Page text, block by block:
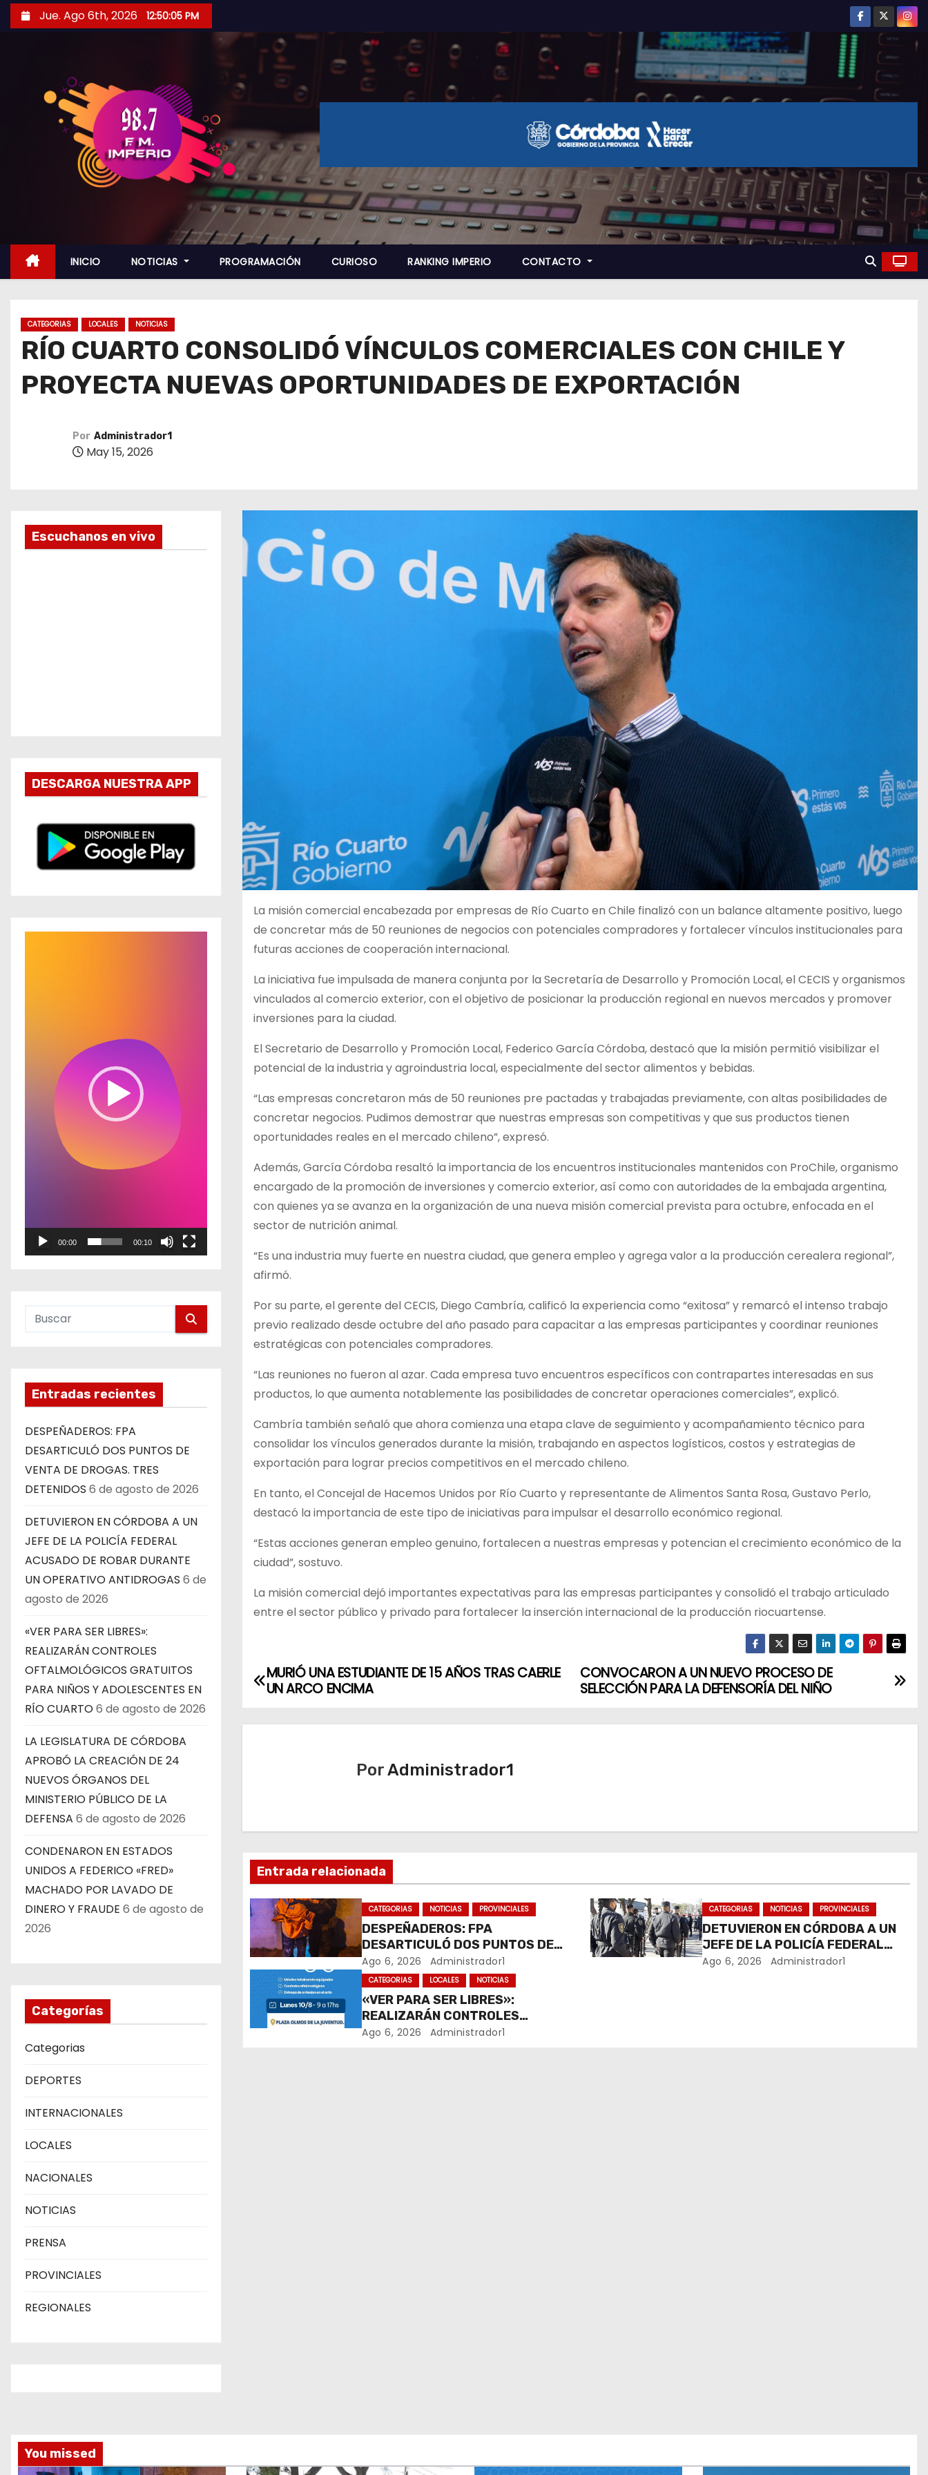
i
Jue. Ago 6th, 2026 12:50:06 PM
INICIO NOTICIAS PROGRAMACIÓN CURIOSO RANKING IMPERIO CONTACTO
CATEGORIAS LOCALES NOTICIAS
RÍO CUARTO CONSOLIDÓ VÍNCULOS COMERCIALES CON CHILE Y
PROYECTA NUEVAS OPORTUNIDADES DE EXPORTACIÓN
Por Administrador1
May 15, 2026
Escuchanos en vivo
DESCARGA NUESTRA APP
d
00:00 00:10
Entradas recientes
DESPEÑADEROS: FPA
DESARTICULÓ DOS PUNTOS DE
VENTA DE DROGAS. TRES
DETENIDOS 6 de agosto de 2026
DETUVIERON EN CÓRDOBA A UN
JEFE DE LA POLICÍA FEDERAL
ACUSADO DE ROBAR DURANTE
UN OPERATIVO ANTIDROGAS 6 de
agosto de 2026
«VER PARA SER LIBRES»:
REALIZARÁN CONTROLES
OFTALMOLÓGICOS GRATUITOS
PARA NIÑOS Y ADOLESCENTES EN
RÍO CUARTO6 de agosto de 2026
LA LEGISLATURA DE CÓRDOBA
APROBÓ LA CREACIÓN DE 24
NUEVOS ÓRGANOS DEL
MINISTERIO PÚBLICO DE LA
DEFENSA 6 de agosto de 2026
CONDENARON EN ESTADOS
UNIDOS A FEDERICO «FRED»
MACHADO POR LAVADO DE
DINERO Y FRAUDE 6 de agosto de
2026
Categorías
Categorias
DEPORTES
INTERNACIONALES
LOCALES
NACIONALES
NOTICIAS
PRENSA
PROVINCIALES
REGIONALES
La misión comercial encabezada por empresas de Río Cuarto en Chile finalizó con un balance altamente positivo, luego
de concretar más de 50 reuniones de negocios con potenciales compradores y fortalecer vínculos institucionales para
futuras acciones de cooperación internacional.
La iniciativa fue impulsada de manera conjunta por la Secretaría de Desarrollo y Promoción Local, el CECIS y organismos
vinculados al comercio exterior, con el objetivo de posicionar la producción regional en nuevos mercados y promover
inversiones para la ciudad.
El Secretario de Desarrollo y Promoción Local, Federico García Córdoba, destacó que la misión permitió visibilizar el
potencial de la industria y agroindustria local, especialmente del sector alimentos y bebidas.
“Las empresas concretaron más de 50 reuniones pre pactadas y trabajadas previamente, con altas posibilidades de
concretar negocios. Pudimos demostrar que nuestras empresas son competitivas y que sus productos tienen
oportunidades reales en el mercado chileno”, expresó.
Además, García Córdoba resaltó la importancia de los encuentros institucionales mantenidos con ProChile, organismo
encargado de la promoción de inversiones y comercio exterior, así como con autoridades de la embajada argentina,
con quienes ya se avanza en la organización de una nueva misión comercial prevista para octubre, enfocada en el
sector de nutrición animal.
“Es una industria muy fuerte en nuestra ciudad, que genera empleo y agrega valor a la producción cerealera regional”,
afirmó.
Por su parte, el gerente del CECIS, Diego Cambría, calificó la experiencia como “exitosa” y remarcó el intenso trabajo
previo realizado desde octubre del año pasado para capacitar a las empresas participantes y coordinar reuniones
estratégicas con potenciales compradores.
“Las reuniones no fueron al azar. Cada empresa tuvo encuentros específicos con contrapartes interesadas en sus
productos, lo que aumenta notablemente las posibilidades de concretar operaciones comerciales”, explicó.
Cambría también señaló que ahora comienza una etapa clave de seguimiento y acompañamiento técnico para
consolidar los vínculos generados durante la misión, trabajando en aspectos logísticos, costos y estrategias de
exportación para lograr precios competitivos en el mercado chileno.
En tanto, el Concejal de Hacemos Unidos por Río Cuarto y representante de Alimentos Santa Rosa, Gustavo Perlo,
destacó la importancia de este tipo de iniciativas para impulsar el desarrollo económico regional.
“Estas acciones generan empleo genuino, fortalecen a nuestras empresas y potencian el crecimiento económico de la
ciudad”, sostuvo.
La misión comercial dejó importantes expectativas para las empresas participantes y consolidó el trabajo articulado
entre el sector público y privado para fortalecer la inserción internacional de la producción riocuartense.
N
c
i
ó
n
d
e
CONVOCARON A UN NUEVO PROCESO DE
SELECCIÓN PARA LA DEFENSORÍA DEL NIÑO
MURIÓ UNA ESTUDIANTE DE 15 AÑOS TRAS CAERLE
UN ARCO ENCIMA
PorAdministrador1
Entrada relacionada
CATEGORIAS NOTICIAS PROVINCIALES
DESPEÑADEROS: FPA
DESARTICULÓ DOS PUNTOS DE
VENTA DE DROGAS. TRES
DETENIDOS
Ago 6, 2026 Administrador1
CATEGORIAS NOTICIAS PROVINCIALES
DETUVIERON EN CÓRDOBA A UN
JEFE DE LA POLICÍA FEDERAL
ACUSADO DE ROBAR DURANTE
Ago 6, 2026 Administrador1
CATEGORIAS LOCALES NOTICIAS
«VER PARA SER LIBRES»:
REALIZARÁN CONTROLES
OFTALMOLÓGICOS GRATUITOS
Ago 6, 2026 Administrador1
You missed